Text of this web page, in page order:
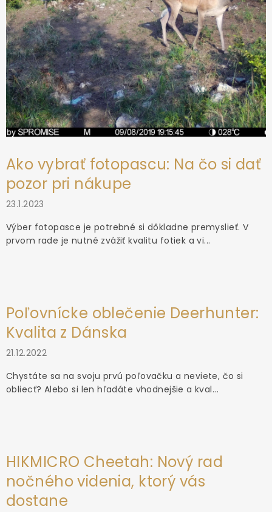
v
ý
p
i
s
u
Ako vybrať fotopascu: Na čo si dať
pozor pri nákupe
23.1.2023
Výber fotopasce je potrebné si dôkladne premyslieť. V
prvom rade je nutné zvážiť kvalitu fotiek a vi...
Poľovnícke oblečenie Deerhunter:
Kvalita z Dánska
21.12.2022
Chystáte sa na svoju prvú poľovačku a neviete, čo si
obliecť? Alebo si len hľadáte vhodnejšie a kval...
HIKMICRO Cheetah: Nový rad
nočného videnia, ktorý vás
dostane